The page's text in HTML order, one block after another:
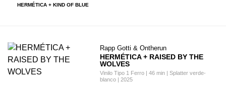
HERMÉTICA + KIND OF BLUE
Rapp Gotti & Ontherun
HERMÉTICA + RAISED BY THE
WOLVES
Vinilo Tipo 1 Ferro | 46 min | Splatter verde-
blanco | 2025